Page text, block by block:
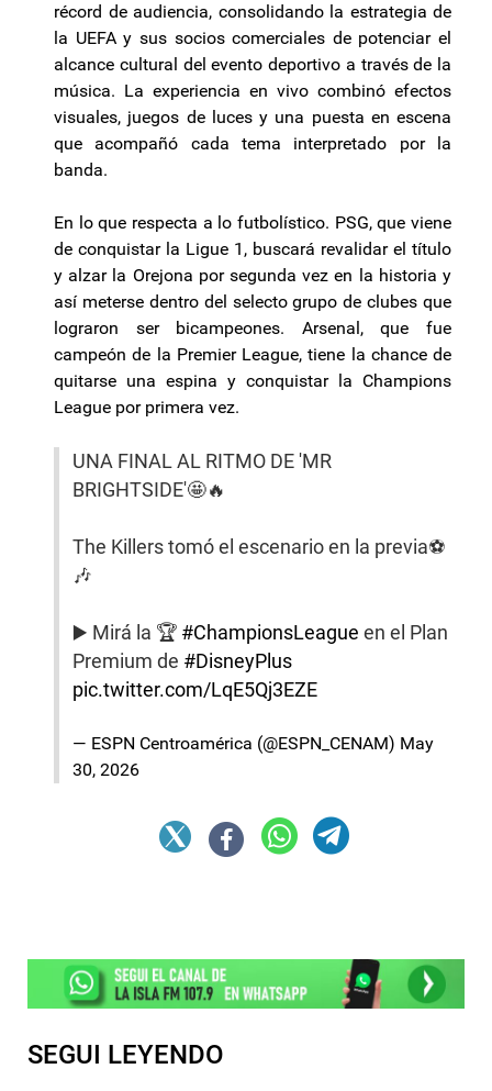
récord de audiencia, consolidando la estrategia de
la UEFA y sus socios comerciales de potenciar el
alcance cultural del evento deportivo a través de la
música. La experiencia en vivo combinó efectos
visuales, juegos de luces y una puesta en escena
que acompañó cada tema interpretado por la
banda.
En lo que respecta a lo futbolístico. PSG, que viene
de conquistar la Ligue 1, buscará revalidar el título
y alzar la Orejona por segunda vez en la historia y
así meterse dentro del selecto grupo de clubes que
lograron ser bicampeones. Arsenal, que fue
campeón de la Premier League, tiene la chance de
quitarse una espina y conquistar la Champions
League por primera vez.
UNA FINAL AL RITMO DE 'MR
BRIGHTSIDE'🤩🔥
The Killers tomó el escenario en la previa⚽️
🎶
▶️ Mirá la 🏆 #ChampionsLeague en el Plan
Premium de #DisneyPlus
pic.twitter.com/LqE5Qj3EZE
— ESPN Centroamérica (@ESPN_CENAM) May
30, 2026
SEGUI LEYENDO